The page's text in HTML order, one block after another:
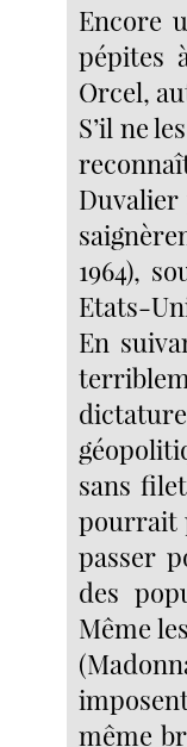
Encore
pépites
Orcel,
S’il ne
1964),
Etats-
En
sans
pourrait
passer
des
Même
même